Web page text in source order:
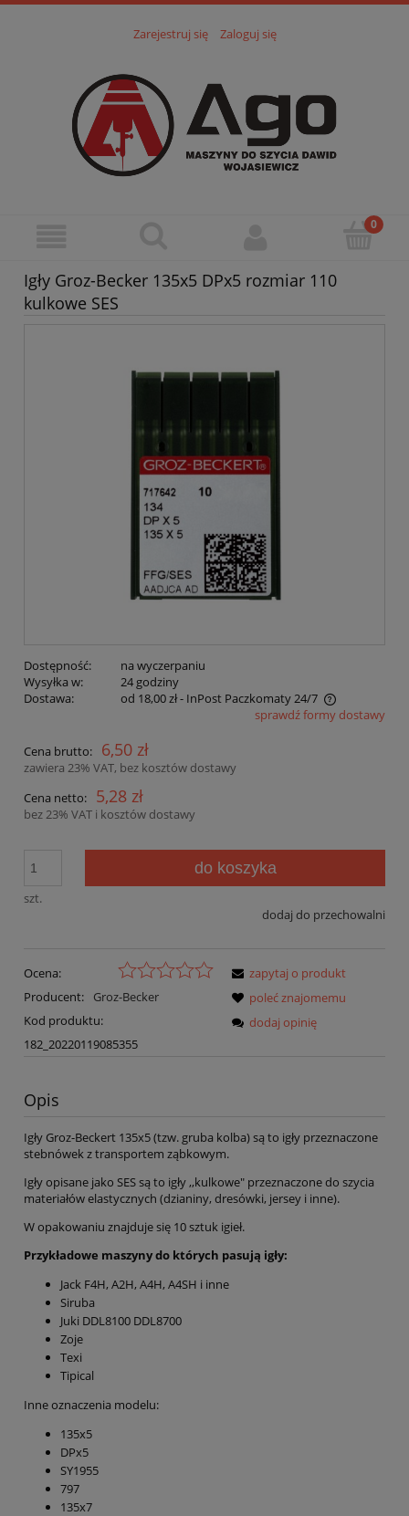
Zarejestruj się Zaloguj się
Igły Groz-Becker 135x5 DPx5 rozmiar 110
kulkowe SES
Dostępność:
na wyczerpaniu
Wysyłka w:
24 godziny
Dostawa:
od 18,00 zł- InPost Paczkomaty 24/7
Cena nie zawiera ewentualnych kosztów płatnościsprawdź formy dostawy
Cena brutto: 6,50 zł
zawiera 23% VAT, bez kosztów dostawy
Cena netto:
5,28 zł
bez 23% VAT i kosztów dostawy
szt.
do koszyka
dodaj do przechowalni
Ocena:
Producent:
Groz-Becker
Kod produktu:
182_20220119085355
zapytaj o produkt
poleć znajomemu
dodaj opinię
Opis
Igły Groz-Beckert 135x5 (tzw. gruba kolba) są to igły przeznaczone
stebnówek z transportem ząbkowym.
Igły opisane jako SES są to igły ,,kulkowe" przeznaczone do szycia
materiałów elastycznych (dzianiny, dresówki, jersey i inne).
W opakowaniu znajduje się 10 sztuk igieł.
Przykładowe maszyny do których pasują igły:
Jack F4H, A2H, A4H, A4SH i inne
Siruba
Juki DDL8100 DDL8700
Zoje
Texi
Tipical
Inne oznaczenia modelu:
135x5
DPx5
SY1955
797
135x7